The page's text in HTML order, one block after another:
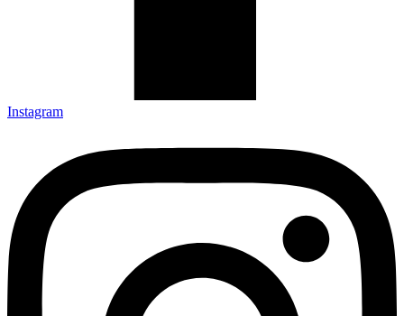
Instagram